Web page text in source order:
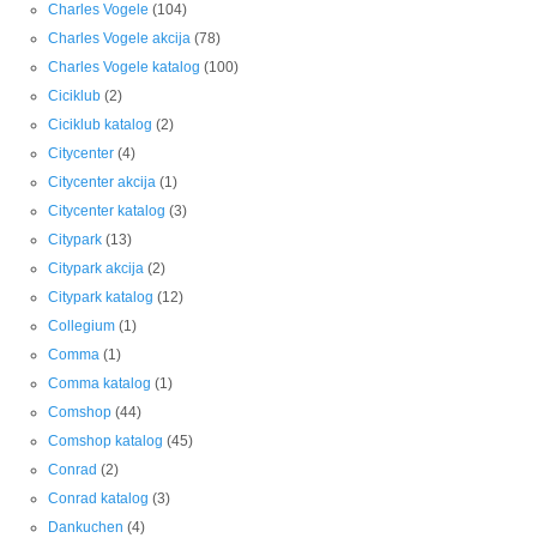
Charles Vogele (104)
Charles Vogele akcija (78)
Charles Vogele katalog (100)
Ciciklub (2)
Ciciklub katalog (2)
Citycenter (4)
Citycenter akcija (1)
Citycenter katalog (3)
Citypark (13)
Citypark akcija (2)
Citypark katalog (12)
Collegium (1)
Comma (1)
Comma katalog (1)
Comshop (44)
Comshop katalog (45)
Conrad (2)
Conrad katalog (3)
Dankuchen (4)